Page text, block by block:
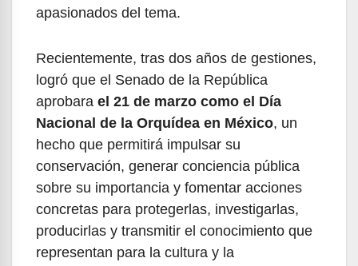
apasionados del tema.
Recientemente, tras dos años de gestiones,
logró que el Senado de la República
aprobara el 21 de marzo como el Día
Nacional de la Orquídea en México, un
hecho que permitirá impulsar su
conservación, generar conciencia pública
sobre su importancia y fomentar acciones
concretas para protegerlas, investigarlas,
producirlas y transmitir el conocimiento que
representan para la cultura y la